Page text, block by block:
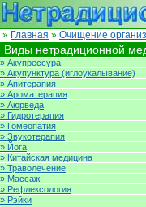
» Главная » Очищение
Виды нетрадиционной
» Акупрессура
» Акупунктура (иглоукалывание)
» Апитерапия
» Ароматерапия
» Аюрведа
» Гидротерапия
» Гомеопатия
» Звукотерапия
» Йога
» Китайская медицина
» Траволечение
» Массаж
» Рефлексология
» Рэйки